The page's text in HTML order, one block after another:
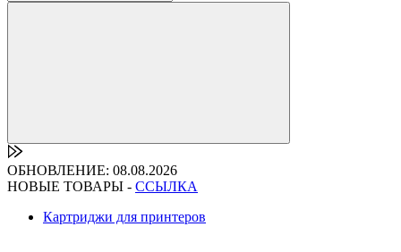
ОБНОВЛЕНИЕ: 08.08.2026
НОВЫЕ ТОВАРЫ - ССЫЛКА
Картриджи для принтеров